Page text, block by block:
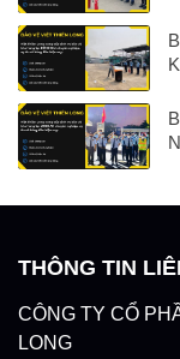
THÔNG TIN
CÔNG TY CỔ
LONG